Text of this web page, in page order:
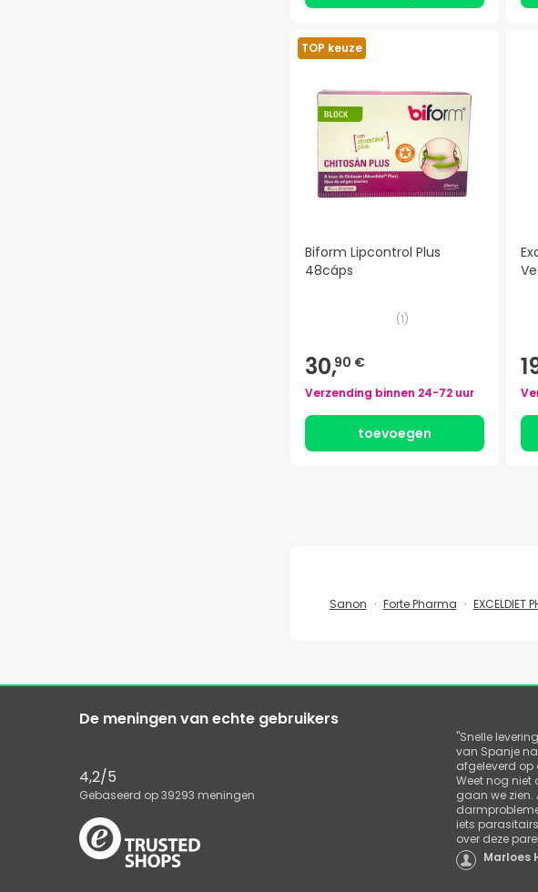
TOP keuze
Biform Lipcontrol Plus
48cáps
(1)
30,90 €
Verzending binnen 24-72 uur
toevoegen
Sanon Forte Pharma EXCELDIET
De meningen van echte gebruikers
4,2/5
Gebaseerd op39293 meningen
"Snelle
van Spanje
afgeleverd op
Weet nog niet
gaan we
iets
over deze
Marloes